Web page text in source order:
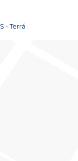
- Terrá